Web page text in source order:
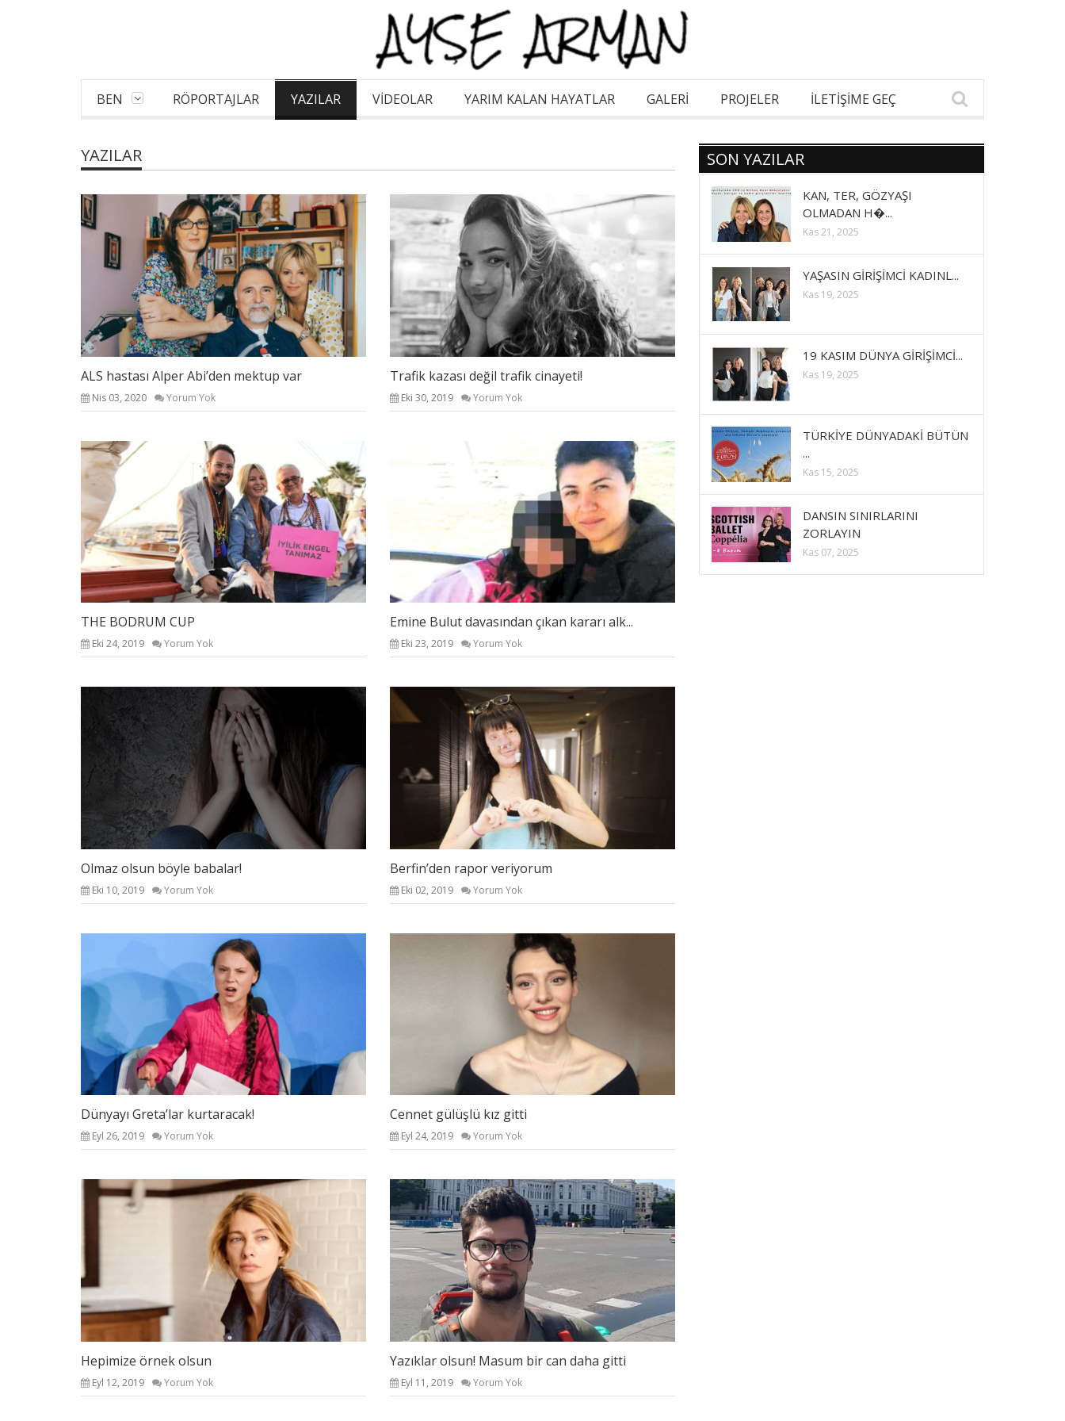
BEN RÖPORTAJLAR YAZILAR VİDEOLAR YARIM KALAN HAYATLAR GALERI PROJELER İLETİŞİME GEÇ
YAZILAR
ALS hastası Alper Abi’den mektup var
Nis 03, 2020 Yorum Yok
Trafik kazası değil trafik cinayeti!
Eki 30, 2019 Yorum Yok
THE BODRUM CUP
Eki 24, 2019 Yorum Yok
Emine Bulut davasından çıkan kararı alk...
Eki 23, 2019 Yorum Yok
Olmaz olsun böyle babalar!
Eki 10, 2019 Yorum Yok
Berfin’den rapor veriyorum
Eki 02, 2019 Yorum Yok
Dünyayı Greta’lar kurtaracak!
Eyl 26, 2019 Yorum Yok
Cennet gülüşlü kız gitti
Eyl 24, 2019 Yorum Yok
Hepimize örnek olsun
Eyl 12, 2019 Yorum Yok
Yazıklar olsun! Masum bir can daha gitti
Eyl 11, 2019 Yorum Yok
SON YAZILAR
KAN, TER, GÖZYAŞI
OLMADAN H�...
Kas 21, 2025
YAŞASIN GİRİŞİMCİ KADINL...
Kas 19, 2025
19 KASIM DÜNYA GİRİŞİMCİ...
Kas 19, 2025
TÜRKİYE DÜNYADAKİ BÜTÜN
...
Kas 15, 2025
DANSIN SINIRLARINI
ZORLAYIN
Kas 07, 2025